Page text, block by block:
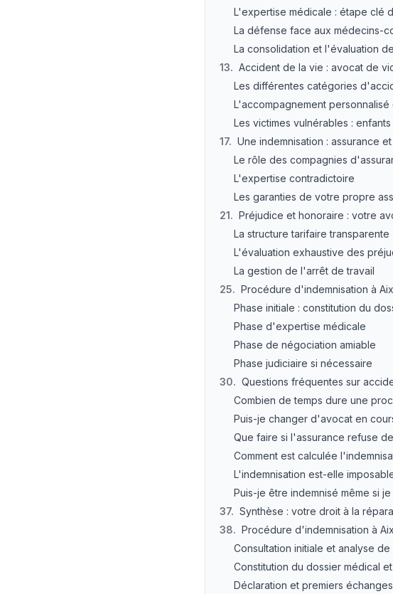
L'expertise médicale : étape clé
La défense face aux médecins-
La consolidation et l'évaluation
13. Accident de la vie : avocat de
Les différentes catégories
L'accompagnement personnalisé
Les victimes vulnérables :
17. Une indemnisation : assurance
Le rôle des compagnies
L'expertise contradictoire
Les garanties de votre propre
21. Préjudice et honoraire : votre
La structure tarifaire transparente
L'évaluation exhaustive des
La gestion de l'arrêt de travail
25. Procédure d'indemnisation à
Phase initiale : constitution du
Phase d'expertise médicale
Phase de négociation amiable
Phase judiciaire si nécessaire
30. Questions fréquentes sur
Combien de temps dure une
Puis-je changer d'avocat en
Que faire si l'assurance refuse
Comment est calculée
L'indemnisation est-elle
Puis-je être indemnisé même si
37. Synthèse : votre droit à la
38. Procédure d'indemnisation à
Consultation initiale et analyse
Constitution du dossier médical
Déclaration et premiers